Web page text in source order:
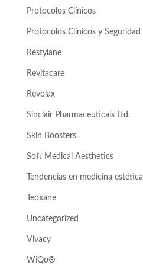
Protocolos Clínicos
Protocolos Clínicos y Seguridad
Restylane
Revitacare
Revolax
Sinclair Pharmaceuticals Ltd.
Skin Boosters
Soft Medical Aesthetics
Tendencias en medicina estética
Teoxane
Uncategorized
Vivacy
WiQo®